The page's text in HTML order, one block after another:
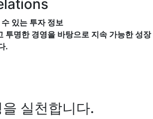
있는 투자 정보
투명한 경영을 바탕으로 지속 가능한 성장
.
실천합니다.